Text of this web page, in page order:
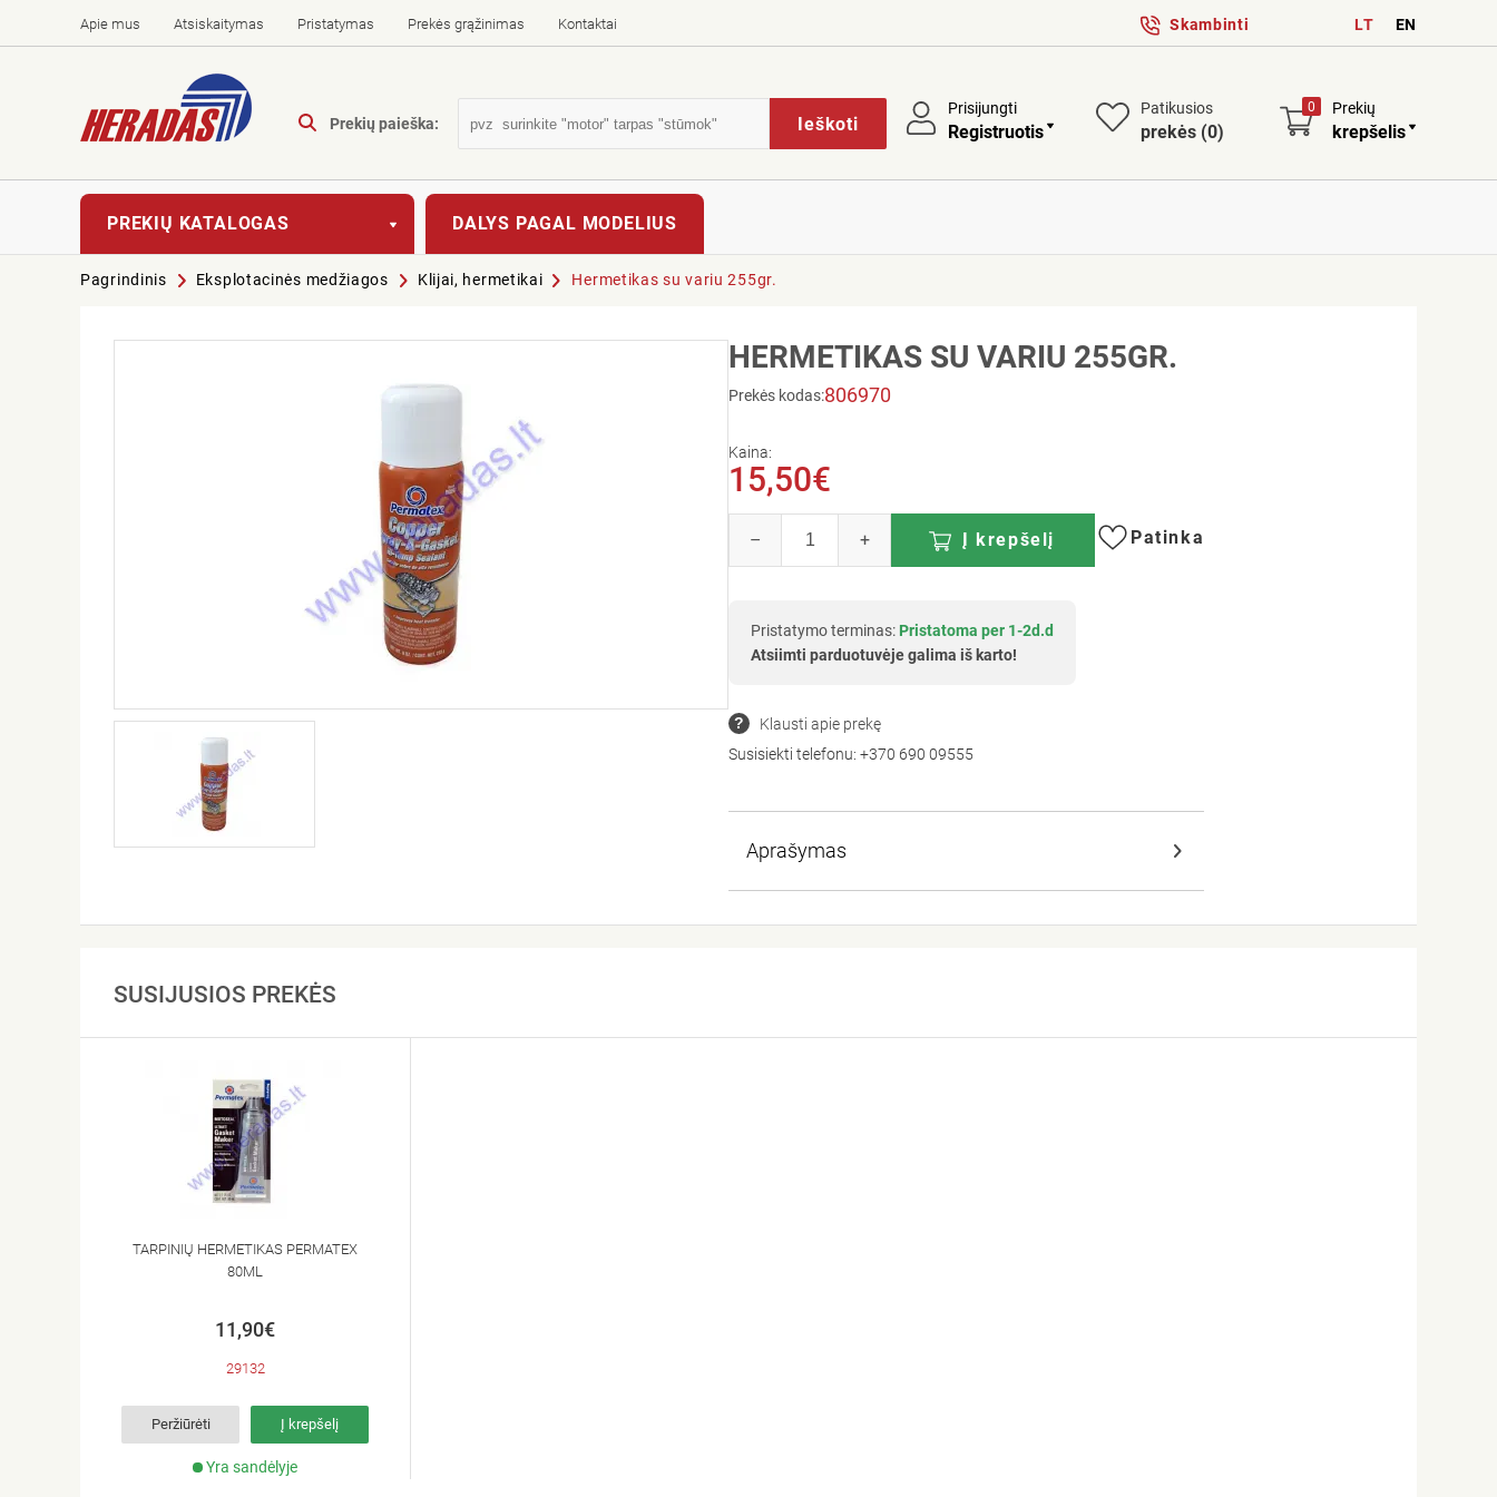
Apie mus Atsiskaitymas Pristatymas Prekės grąžinimas Kontaktai Skambinti LT EN
Prekių paieška: Ieškoti
Prisijungti
Registruotis
Patikusios
prekės (0)
0 Prekių
krepšelis
PREKIŲ KATALOGAS DALYS PAGAL MODELIUS
Pagrindinis Eksplotacinės medžiagos Klijai, hermetikai Hermetikas su variu 255gr.
HERMETIKAS SU VARIU 255GR.
Prekės kodas:806970
Kaina:
15,50€
– + Į krepšelį Patinka
Pristatymo terminas: Pristatoma per 1-2d.d
Atsiimti parduotuvėje galima iš karto!
Klausti apie prekę
Susisiekti telefonu: +370 690 09555
Aprašymas
SUSIJUSIOS PREKĖS
TARPINIŲ HERMETIKAS PERMATEX
80ML
11,90€
29132
Peržiūrėti Į krepšelį
Yra sandėlyje